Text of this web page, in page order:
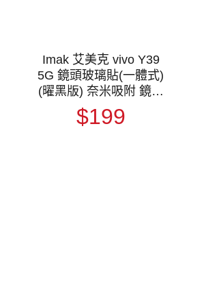
Imak 艾美克 vivo Y39
5G 鏡頭玻璃貼(一體式)
(曜黑版) 奈米吸附 鏡頭
貼 鏡頭保護貼 鏡頭膜
$199